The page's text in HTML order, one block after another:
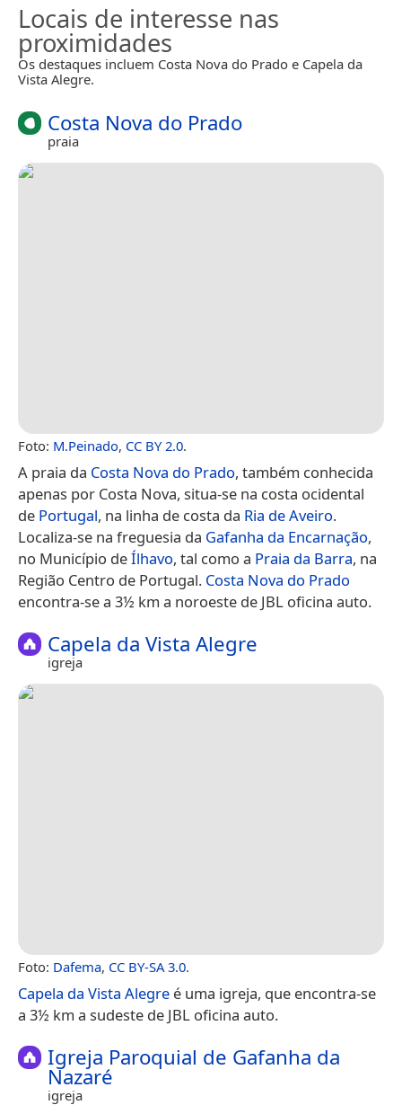
Locais de interesse nas
proximidades
Os destaques incluem Costa Nova do Prado e Capela da
Vista Alegre.
Costa Nova do Prado
praia
Foto: M.Peinado, CC BY 2.0.
A praia da Costa Nova do Prado, também conhecida
apenas por Costa Nova, situa-se na costa ocidental
de Portugal, na linha de costa da Ria de Aveiro.
Localiza-se na freguesia da Gafanha da Encarnação,
no Município deÍlhavo, tal como a Praia da Barra, na
Região Centro de Portugal. Costa Nova do Prado
encontra-se a 3½ km a noroeste de JBL oficina auto.
Capela da Vista Alegre
igreja
Foto: Dafema, CC BY-SA 3.0.
Capela da Vista Alegre é uma igreja, que encontra-se
a 3½ km a sudeste de JBL oficina auto.
Igreja Paroquial de Gafanha da
Nazaré
igreja